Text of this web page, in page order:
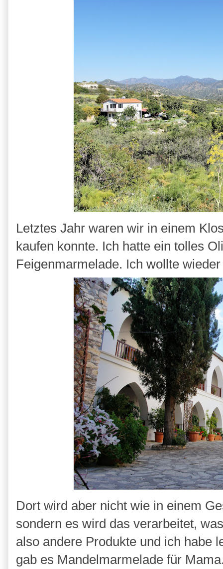
Letztes Jahr waren wir in einem
kaufen konnte. Ich hatte ein tolles
Feigenmarmelade. Ich wollte
Dort wird aber nicht wie in einem
sondern es wird das verarbeitet,
also andere Produkte und ich habe
gab es Mandelmarmelade für